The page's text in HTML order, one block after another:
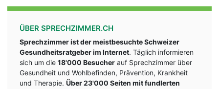
ÜBER SPRECHZIMMER.CH
Sprechzimmer ist der meistbesuchte Schweizer
Gesundheitsratgeber im Internet. Täglich informieren
sich um die 18'000 Besucher auf Sprechzimmer über
Gesundheit und Wohlbefinden, Prävention, Krankheit
und Therapie. Über 23'000 Seiten mit fundlerten